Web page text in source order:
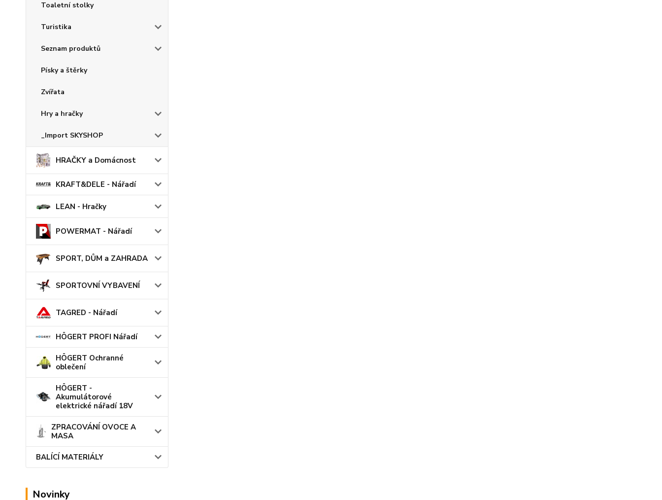
Toaletní stolky
Turistika
Seznam produktů
Písky a štěrky
Zvířata
Hry a hračky
_Import SKYSHOP
HRAČKY a Domácnost
KRAFT&DELE - Nářadí
LEAN - Hračky
POWERMAT - Nářadí
SPORT, DŮM a ZAHRADA
SPORTOVNÍ VYBAVENÍ
TAGRED - Nářadí
HÖGERT PROFI Nářadí
HÖGERT Ochranné
oblečení
HÖGERT -
Akumulátorové
elektrické nářadí 18V
ZPRACOVÁNÍ OVOCE A
MASA
BALÍCÍ MATERIÁLY
Novinky